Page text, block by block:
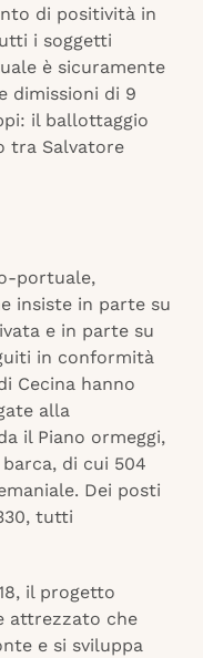
di positività in
i soggetti
è sicuramente
dimissioni di 9
il ballottaggio
tra Salvatore
portuale,
insiste in parte su
e in parte su
in conformità
Cecina hanno
alla
il Piano ormeggi,
di cui 504
Dei posti
tutti
il progetto
attrezzato che
e si sviluppa